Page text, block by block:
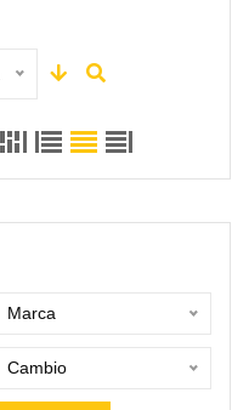
Marca
Cambio